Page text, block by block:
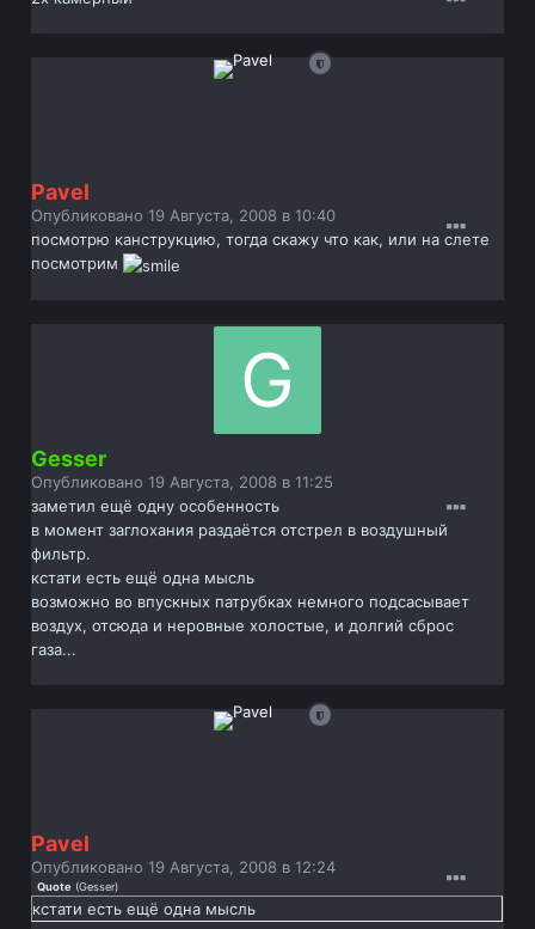
Pavel
Опубликовано19 Августа, 2008 в 10:40
посмотрю канструкцию, тогда скажу что как, или на слете
посмотрим
Gesser
Опубликовано19 Августа, 2008 в 11:25
заметил ещё одну особенность
в момент заглохания раздаётся отстрел в воздушный
фильтр.
кстати есть ещё одна мысль
возможно во впускных патрубках немного подсасывает
воздух, отсюда и неровные холостые, и долгий сброс
газа...
Pavel
Опубликовано19 Августа, 2008 в 12:24
Quote (Gesser)
кстати есть ещё одна мысль